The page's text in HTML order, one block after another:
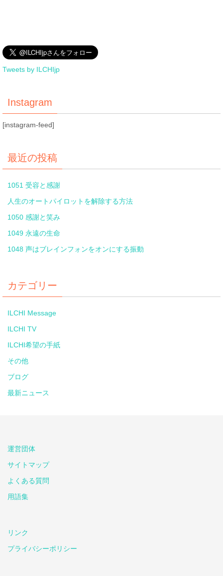
Tweets by ILCHIjp
Instagram
[instagram-feed]
最近の投稿
1051 受容と感謝
人生のオートパイロットを解除する方法
1050 感謝と笑み
1049 永遠の生命
1048 声はブレインフォンをオンにする振動
カテゴリー
ILCHI Message
ILCHI TV
ILCHI希望の手紙
その他
ブログ
最新ニュース
運営団体
サイトマップ
よくある質問
用語集
リンク
プライバシーポリシー